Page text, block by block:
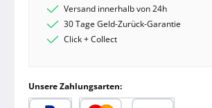
Versand innerhalb von 24h
30 Tage Geld-Zurück-Garantie
Click + Collect
Unsere Zahlungsarten: